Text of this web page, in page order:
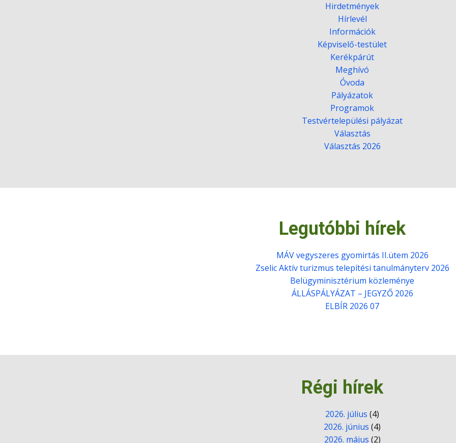
Hirdetmények
Hírlevél
Információk
Képviselő-testület
Kerékpárút
Meghívó
Óvoda
Pályázatok
Programok
Testvértelepülési pályázat
Választás
Választás 2026
Legutóbbi hírek
MÁV vegyszeres gyomirtás II.ütem 2026
Zselic Aktív turizmus telepítési tanulmányterv 2026
Belügyminisztérium közleménye
ÁLLÁSPÁLYÁZAT – JEGYZŐ 2026
ELBÍR 2026 07
Régi hírek
2026. július (4)
2026. június (4)
2026. május (2)